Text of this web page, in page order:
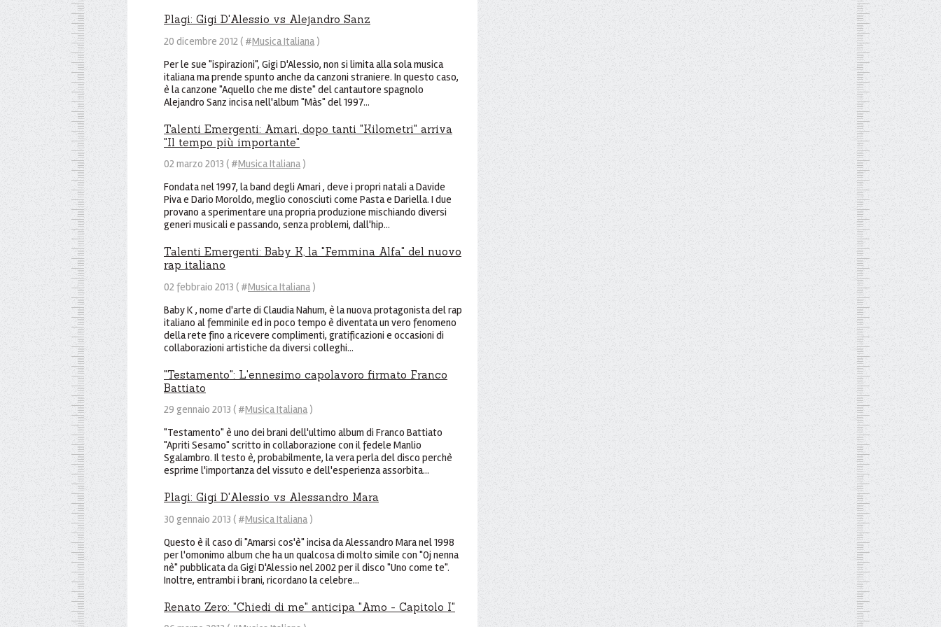
Plagi: Gigi D'Alessio vs Alejandro Sanz
20 dicembre 2012 ( #Musica Italiana )
Per le sue "ispirazioni", Gigi D'Alessio, non si limita alla sola musica
italiana ma prende spunto anche da canzoni straniere. In questo caso,
è la canzone "Aquello che me diste" del cantautore spagnolo
Alejandro Sanz incisa nell'album "Màs" del 1997...
Talenti Emergenti: Amari, dopo tanti "Kilometri" arriva
"Il tempo più importante"
02 marzo 2013 ( #Musica Italiana )
Fondata nel 1997, la band degli Amari , deve i propri natali a Davide
Piva e Dario Moroldo, meglio conosciuti come Pasta e Dariella. I due
provano a sperimentare una propria produzione mischiando diversi
generi musicali e passando, senza problemi, dall'hip...
Talenti Emergenti: Baby K, la "Femmina Alfa" del nuovo
rap italiano
02 febbraio 2013 ( #Musica Italiana )
Baby K , nome d'arte di Claudia Nahum, è la nuova protagonista del rap
italiano al femminile ed in poco tempo è diventata un vero fenomeno
della rete fino a ricevere complimenti, gratificazioni e occasioni di
collaborazioni artistiche da diversi colleghi...
"Testamento": L'ennesimo capolavoro firmato Franco
Battiato
29 gennaio 2013 ( #Musica Italiana )
"Testamento" è uno dei brani dell'ultimo album di Franco Battiato
"Apriti Sesamo" scritto in collaborazione con il fedele Manlio
Sgalambro. Il testo è, probabilmente, la vera perla del disco perchè
esprime l'importanza del vissuto e dell'esperienza assorbita...
Plagi: Gigi D'Alessio vs Alessandro Mara
30 gennaio 2013 ( #Musica Italiana )
Questo è il caso di "Amarsi cos'è" incisa da Alessandro Mara nel 1998
per l'omonimo album che ha un qualcosa di molto simile con "Oj nenna
nè" pubblicata da Gigi D'Alessio nel 2002 per il disco "Uno come te".
Inoltre, entrambi i brani, ricordano la celebre...
Renato Zero: "Chiedi di me" anticipa "Amo - Capitolo I"